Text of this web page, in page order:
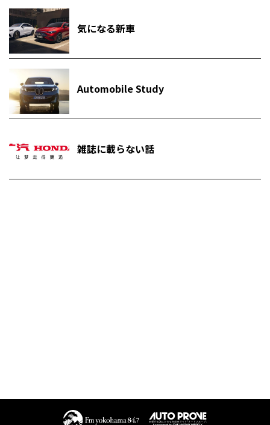
気になる新車
Automobile Study
雑誌に載らない話